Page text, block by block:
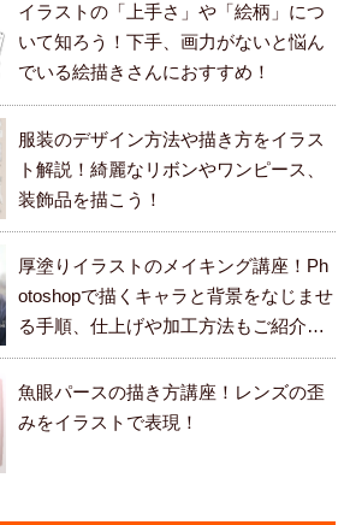
イラストの「上手さ」や「絵柄」につ
いて知ろう！下手、画力がないと悩ん
でいる絵描きさんにおすすめ！
服装のデザイン方法や描き方をイラス
ト解説！綺麗なリボンやワンピース、
装飾品を描こう！
厚塗りイラストのメイキング講座！Ph
otoshopで描くキャラと背景をなじませ
る手順、仕上げや加工方法もご紹介し
ます。
魚眼パースの描き方講座！レンズの歪
みをイラストで表現！